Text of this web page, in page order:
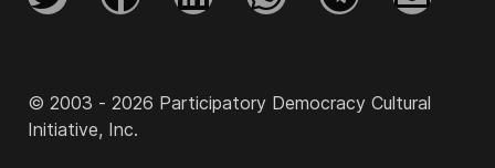
© 2003 - 2026 Participatory Democracy Cultural
Initiative, Inc.